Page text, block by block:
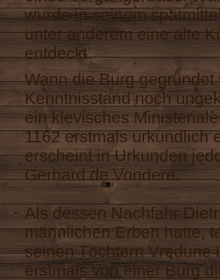
wurde in seinem
unter anderem eine alte
entdeckt.
Wann die Burg
Kenntnisstand noch
ein klevisches
1162 erstmals urkundlich
erscheint in Urkunden
Gerhard de Vondere.
Als dessen Nachfahr
männlichen Erben hatte,
seinen Töchtern Vredune
erstmals von einer Burg